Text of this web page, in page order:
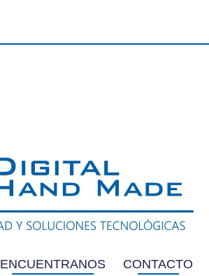
ENCUENTRANOS CONTACTO